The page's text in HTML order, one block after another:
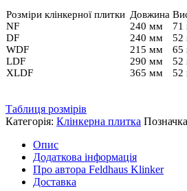
Розміри клінкерної плитки Довжина
NF
240 мм 71
DF
240 мм 52
WDF
215 мм 65
LDF
290 мм 52
XLDF
365 мм 52
Таблиця розмірів
Категорія: Клінкерна плитка
Опис
Додаткова інформація
Про автора Feldhaus Klinker
Доставка